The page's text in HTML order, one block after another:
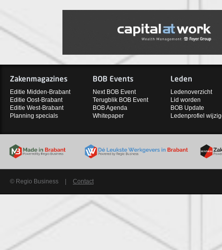
Zakenmagazines
Editie Midden-Brabant
Editie Oost-Brabant
Editie West-Brabant
Planning specials
BOB Events
Next BOB Event
Terugblik BOB Event
BOB Agenda
Whitepaper
Leden
Ledenoverzicht
Lid worden
BOB Update
Ledenprofiel
© Regio Business Contact